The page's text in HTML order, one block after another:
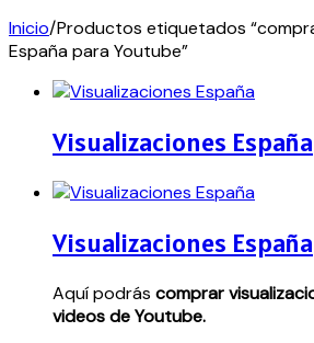
Inicio/Productos etiquetados
España para Youtube”
Visualizaciones España
Visualizaciones España
Aquí podrás comprar
videos de Youtube.